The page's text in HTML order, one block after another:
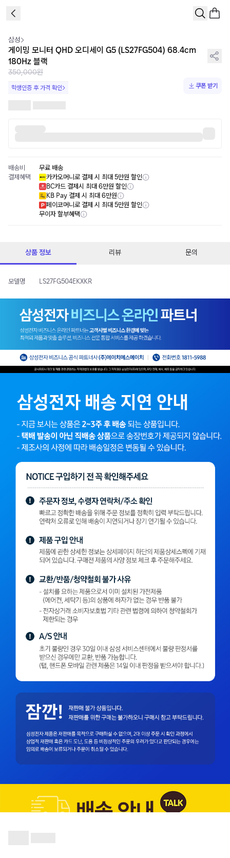
삼성
게이밍 모니터 QHD 오디세이 G5 (LS27FG504) 68.4cm
180Hz 블랙
350,000원
학생인증 후 가격 확인 쿠폰 받기
배송비
무료 배송
결제혜택
카카오머니로 결제 시 최대 5만원 할인
BC카드 결제시 최대 6만원 할인
KB Pay 결제 시 최대 6만원
페이코머니로 결제 시 최대 5만원 할인
무이자 할부혜택
상품 정보 리뷰 문의
모델명 LS27FG504EKXKR